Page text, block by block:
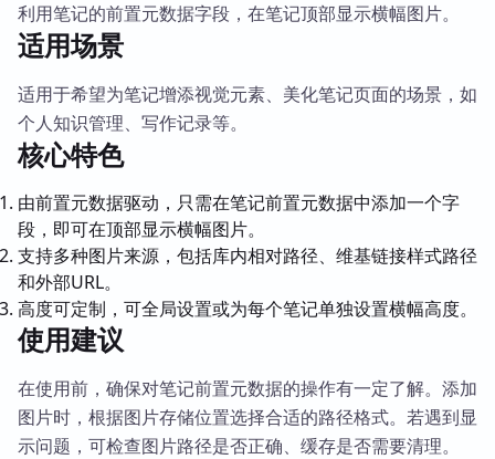
利用笔记的前置元数据字段，在笔记顶部显示横幅图片。
适用场景
适用于希望为笔记增添视觉元素、美化笔记页面的场景，如
个人知识管理、写作记录等。
核心特色
由前置元数据驱动，只需在笔记前置元数据中添加一个字
段，即可在顶部显示横幅图片。
支持多种图片来源，包括库内相对路径、维基链接样式路径
和外部URL。
高度可定制，可全局设置或为每个笔记单独设置横幅高度。
使用建议
在使用前，确保对笔记前置元数据的操作有一定了解。添加
图片时，根据图片存储位置选择合适的路径格式。若遇到显
示问题，可检查图片路径是否正确、缓存是否需要清理。